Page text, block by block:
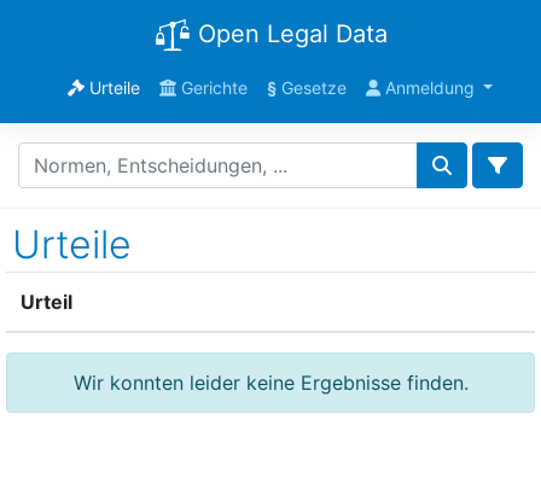
Open Legal Data
Urteile Gerichte §Gesetze Anmeldung
Urteile
Urteil
Wir konnten leider keine Ergebnisse finden.